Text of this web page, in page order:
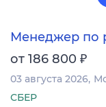
Менеджер по
от 186 800 ₽
03 августа 2026
СБЕР